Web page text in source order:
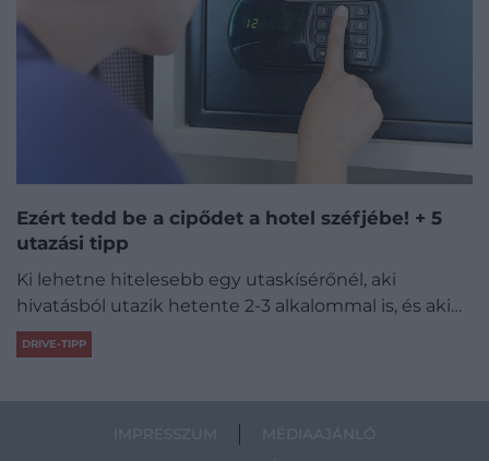
Ezért tedd be a cipődet a hotel széfjébe! + 5
utazási tipp
Ki lehetne hitelesebb egy utaskísérőnél, aki
hivatásból utazik hetente 2-3 alkalommal is, és aki…
DRIVE-TIPP